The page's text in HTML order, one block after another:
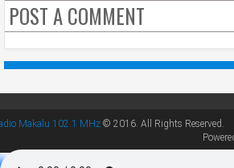
POST A COMMENT
Makalu 102.1 MHz © 2016. All Rights Reserved.